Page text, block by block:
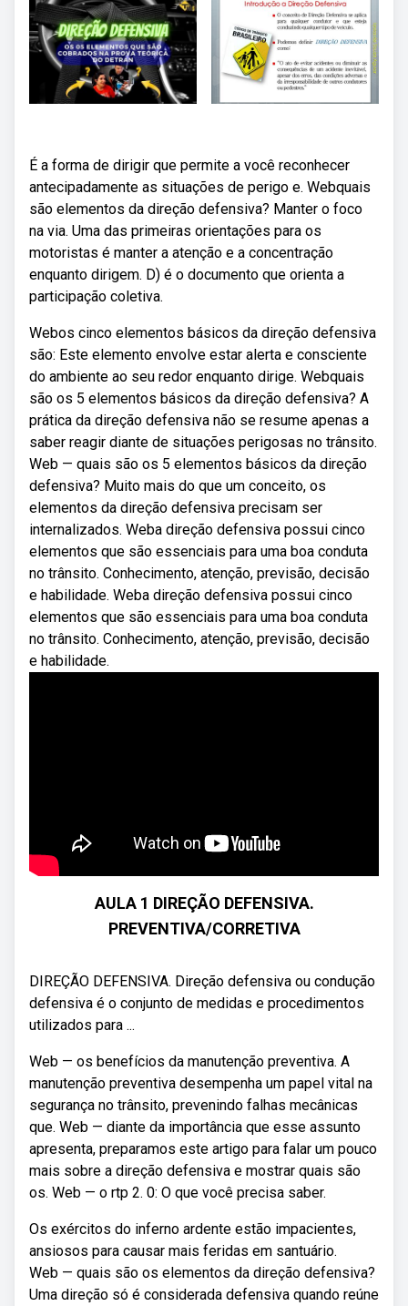
É a forma de dirigir que permite a você reconhecer
antecipadamente as situações de perigo e. Webquais
são elementos da direção defensiva? Manter o foco
na via. Uma das primeiras orientações para os
motoristas é manter a atenção e a concentração
enquanto dirigem. D) é o documento que orienta a
participação coletiva.
Webos cinco elementos básicos da direção defensiva
são: Este elemento envolve estar alerta e consciente
do ambiente ao seu redor enquanto dirige. Webquais
são os 5 elementos básicos da direção defensiva? A
prática da direção defensiva não se resume apenas a
saber reagir diante de situações perigosas no trânsito.
Web — quais são os 5 elementos básicos da direção
defensiva? Muito mais do que um conceito, os
elementos da direção defensiva precisam ser
internalizados. Weba direção defensiva possui cinco
elementos que são essenciais para uma boa conduta
no trânsito. Conhecimento, atenção, previsão, decisão
e habilidade. Weba direção defensiva possui cinco
elementos que são essenciais para uma boa conduta
no trânsito. Conhecimento, atenção, previsão, decisão
e habilidade.
AULA 1 DIREÇÃO DEFENSIVA.
PREVENTIVA/CORRETIVA
DIREÇÃO DEFENSIVA. Direção defensiva ou condução
defensiva é o conjunto de medidas e procedimentos
utilizados para ...
Web — os benefícios da manutenção preventiva. A
manutenção preventiva desempenha um papel vital na
segurança no trânsito, prevenindo falhas mecânicas
que. Web — diante da importância que esse assunto
apresenta, preparamos este artigo para falar um pouco
mais sobre a direção defensiva e mostrar quais são
os. Web — o rtp 2. 0: O que você precisa saber.
Os exércitos do inferno ardente estão impacientes,
ansiosos para causar mais feridas em santuário.
Web — quais são os elementos da direção defensiva?
Uma direção só é considerada defensiva quando reúne